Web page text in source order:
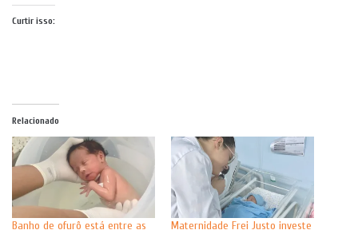
Curtir isso:
Relacionado
Banho de ofurô está entre as
Maternidade Frei Justo investe